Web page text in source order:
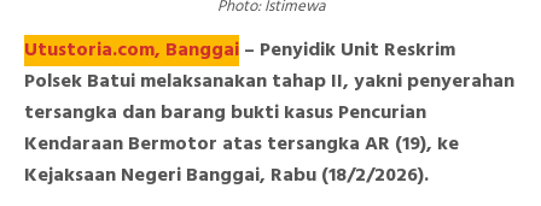
Photo: Istimewa
Utustoria.com, Banggai– Penyidik Unit Reskrim
Polsek Batui melaksanakan tahap II, yakni penyerahan
tersangka dan barang bukti kasus Pencurian
Kendaraan Bermotor atas tersangka AR (19), ke
Kejaksaan Negeri Banggai, Rabu (18/2/2026).